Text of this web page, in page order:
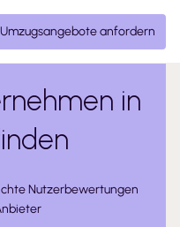
Umzugsangebote anfordern
in
Nutzerbewertungen